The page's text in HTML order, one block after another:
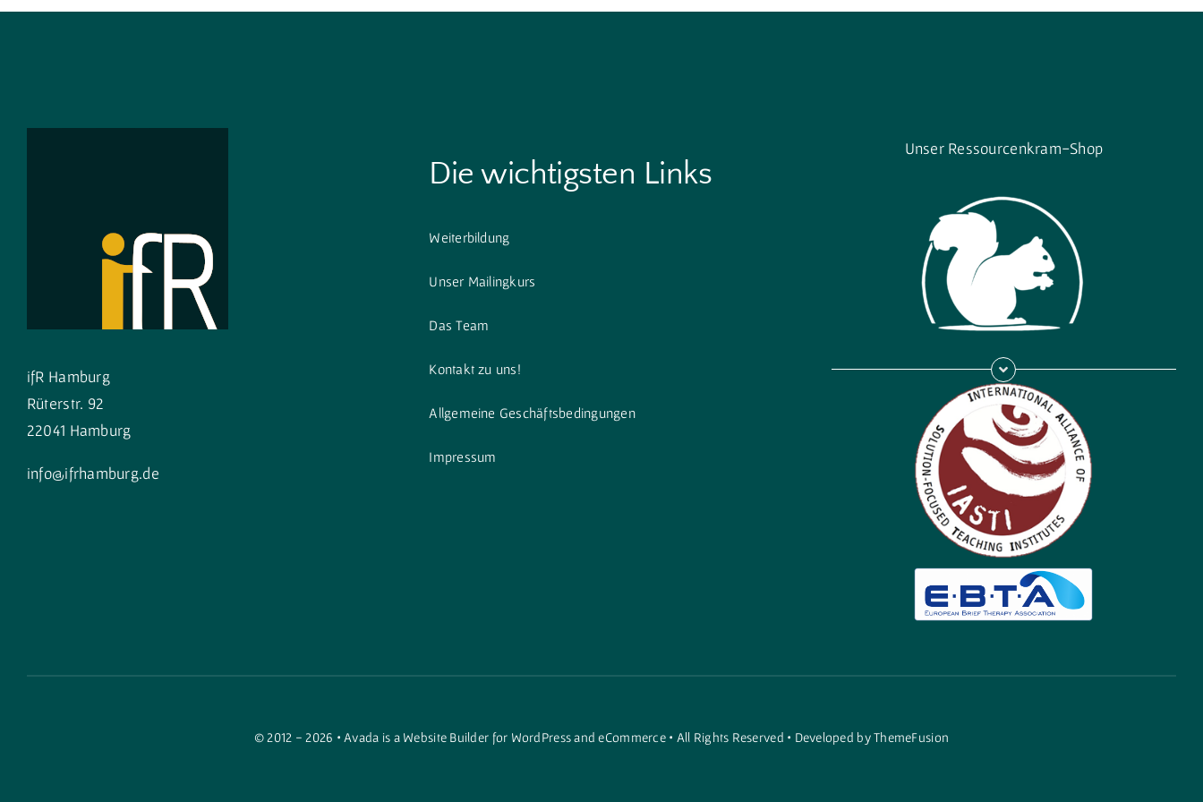
ifR Hamburg
Rüterstr. 92
22041 Hamburg
info@ifrhamburg.de
Die wichtigsten Links
Weiterbildung
Unser Mailingkurs
Das Team
Kontakt zu uns!
Allgemeine Geschäftsbedingungen
Impressum
Unser Ressourcenkram-Shop
© 2012 - 2026 • Avada is a Website Builder for WordPressandeCommerce• All Rights Reserved • Developed byThemeFusion